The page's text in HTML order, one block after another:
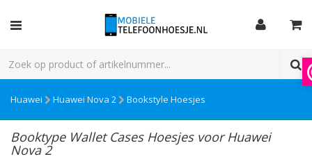
Huawei Huawei Nova 2 Bookstyle Hoesjes
Booktype Wallet Cases Hoesjes voor Huawei
Nova 2